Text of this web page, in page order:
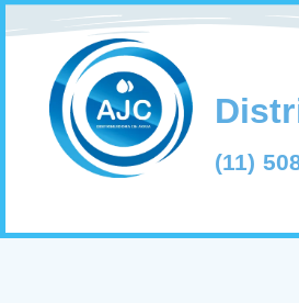
(11)